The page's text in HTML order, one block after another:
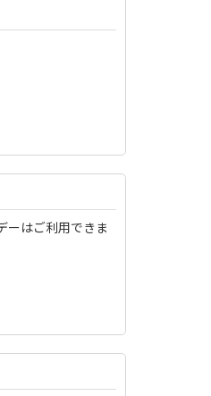
ーはご利用できま